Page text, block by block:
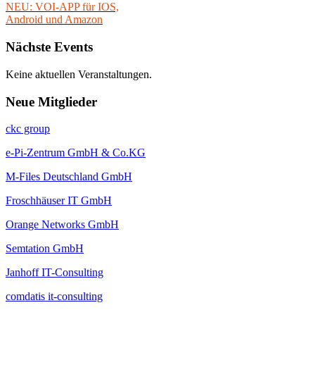
NEU: VOI-APP für IOS,
Android und Amazon
Nächste Events
Keine aktuellen Veranstaltungen.
Neue Mitglieder
ckc group
e-Pi-Zentrum GmbH & Co.KG
M-Files Deutschland GmbH
Froschhäuser IT GmbH
Orange Networks GmbH
Semtation GmbH
Janhoff IT-Consulting
comdatis it-consulting